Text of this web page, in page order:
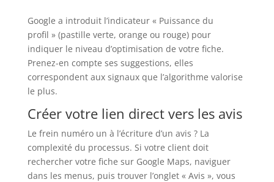
Google a introduit l’indicateur « Puissance du
profil » (pastille verte, orange ou rouge) pour
indiquer le niveau d’optimisation de votre fiche.
Prenez-en compte ses suggestions, elles
correspondent aux signaux que l’algorithme valorise
le plus.
Créer votre lien direct vers les avis
Le frein numéro un à l’écriture d’un avis ? La
complexité du processus. Si votre client doit
rechercher votre fiche sur Google Maps, naviguer
dans les menus, puis trouver l’onglet « Avis », vous